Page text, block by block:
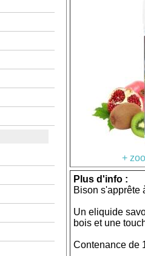
+
Plus d'info :
Bison s'apprête
Un eliquide
bois et une
Contenance de